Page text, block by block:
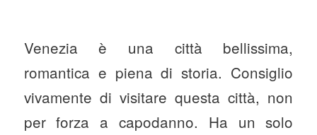
Venezia è una città bellissima,
romantica e piena di storia. Consiglio
vivamente di visitare questa città, non
per forza a capodanno. Ha un solo